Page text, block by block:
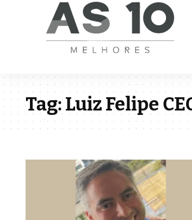
Tag:Luiz Felipe